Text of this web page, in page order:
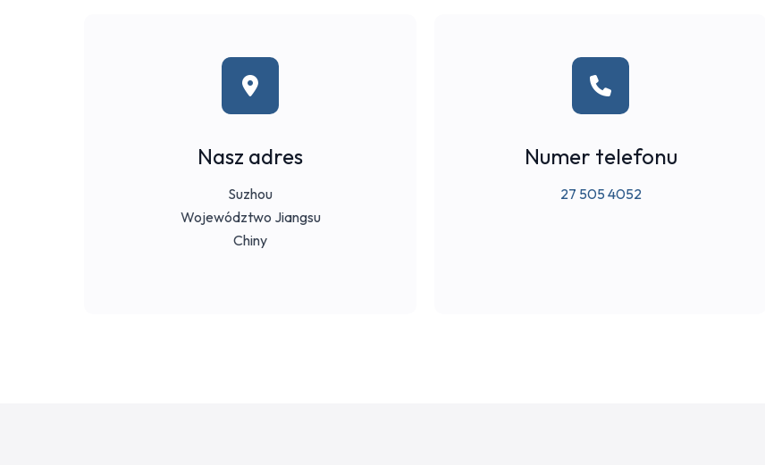
Nasz adres
Suzhou
Województwo Jiangsu
Chiny
Numer telefonu
27 505 4052